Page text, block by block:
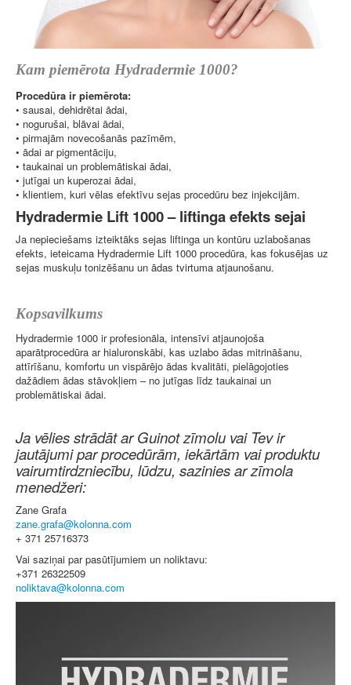
Kam piemērota Hydradermie 1000?
Procedūra ir piemērota:
• sausai, dehidrētai ādai,
• nogurušai, blāvai ādai,
• pirmajām novecošanās pazīmēm,
• ādai ar pigmentāciju,
• taukainai un problemātiskai ādai,
• jutīgai un kuperozai ādai,
• klientiem, kuri vēlas efektīvu sejas procedūru bez injekcijām.
Hydradermie Lift 1000 – liftinga efekts sejai
Ja nepieciešams izteiktāks sejas liftinga un kontūru uzlabošanas
efekts, ieteicama Hydradermie Lift 1000 procedūra, kas fokusējas uz
sejas muskuļu tonizēšanu un ādas tvirtuma atjaunošanu.
Kopsavilkums
Hydradermie 1000 ir profesionāla, intensīvi atjaunojoša
aparātprocedūra ar hialuronskābi, kas uzlabo ādas mitrināšanu,
attīrīšanu, komfortu un vispārējo ādas kvalitāti, pielāgojoties
dažādiem ādas stāvokļiem – no jutīgas līdz taukainai un
problemātiskai ādai.
Ja vēlies strādāt ar Guinot zīmolu vai Tev ir
jautājumi par procedūrām, iekārtām vai produktu
vairumtirdzniecību, lūdzu, sazinies ar zīmola
menedžeri:
Zane Grafa
+ 371 25716373
Vai saziņai par pasūtījumiem un noliktavu:
+371 26322509